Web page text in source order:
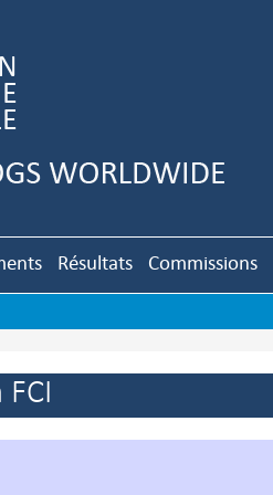
Résultats Commissions